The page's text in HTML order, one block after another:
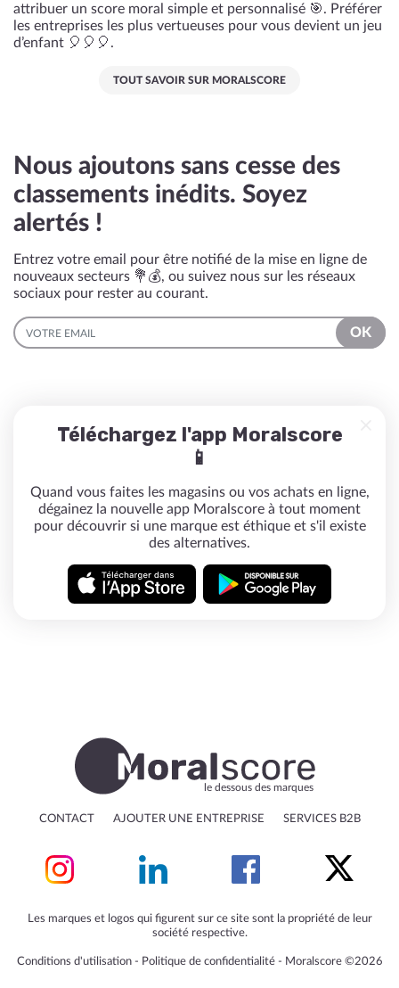
attribuer un score moral simple et personnalisé 🎯. Préférer
les entreprises les plus vertueuses pour vous devient un jeu
d’enfant 🎈🎈🎈.
TOUT SAVOIR SUR MORALSCORE
Nous ajoutons sans cesse des
classements inédits. Soyez
alertés !
Entrez votre email pour être notifié de la mise en ligne de
nouveaux secteurs 💐💰, ou suivez nous sur les réseaux
sociaux pour rester au courant.
EMAIL
OK
Téléchargez l'app Moralscore
📱
Quand vous faites les magasins ou vos achats en ligne,
dégainez la nouvelle app Moralscore à tout moment
pour découvrir si une marque est éthique et s'il existe
des alternatives.
le dessous des marques
CONTACT AJOUTER UNE ENTREPRISE SERVICES B2B
Les marques et logos qui figurent sur ce site sont la propriété de leur
société respective.
Conditions d'utilisation‐ Politique de confidentialité‐ Moralscore ©2026